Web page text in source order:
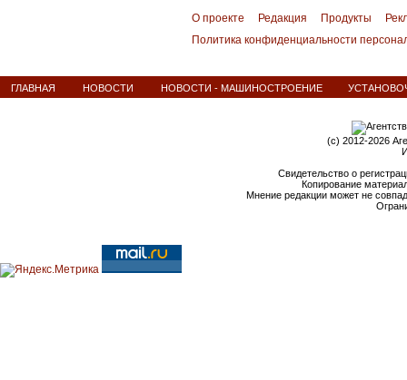
О проекте Редакция Продукты
Политика конфиденциальности
ГЛАВНАЯ НОВОСТИ НОВОСТИ - МАШИНОСТРОЕНИЕ
(c) 2012-2026
Свидетельство о
Копирование
Мнение редакции может не